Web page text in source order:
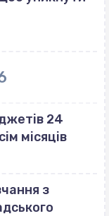
24
місяців
з